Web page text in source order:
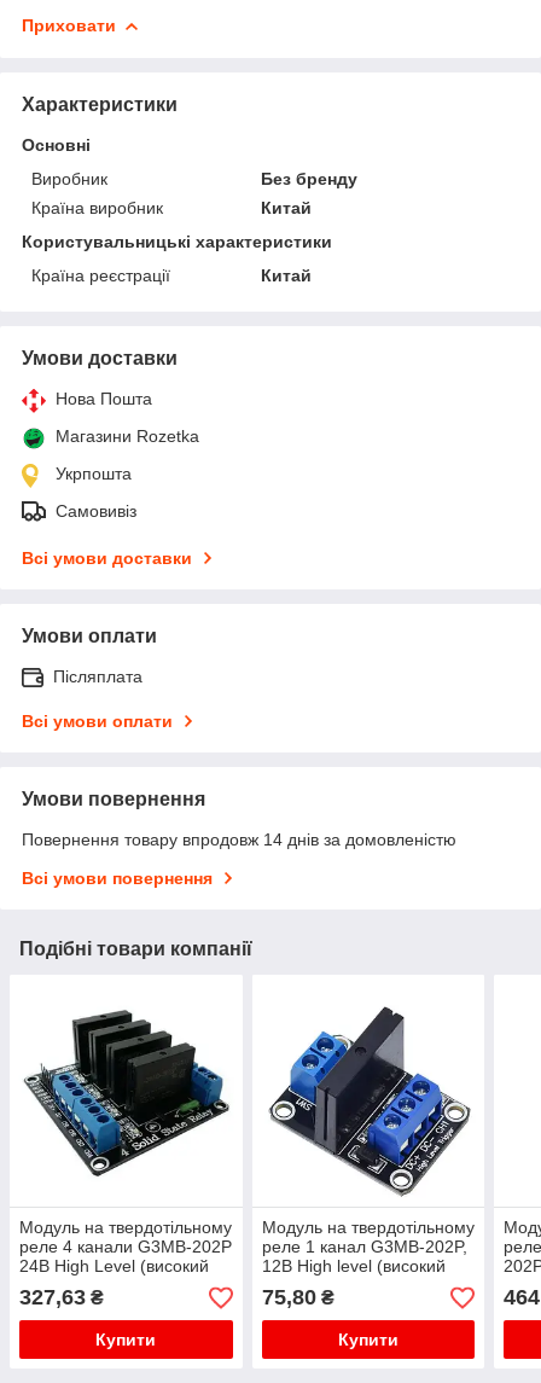
Приховати
Характеристики
Основні
Виробник
Без бренду
Країна виробник
Китай
Користувальницькі характеристики
Країна реєстрації
Китай
Умови доставки
Нова Пошта
Магазини Rozetka
Укрпошта
Самовивіз
Всі умови доставки
Умови оплати
Післяплата
Всі умови оплати
Умови повернення
Повернення товару впродовж 14 днів за домовленістю
Всі умови повернення
Подібні товари компанії
Модуль на твердотільному
реле 4 канали G3MB-202P
24В High Level (високий
рівень)
327,63 ₴
Купити
Модуль на твердотільному
реле 1 канал G3MB-202P,
12В High level (високий
рівень)
75,80₴
Купити